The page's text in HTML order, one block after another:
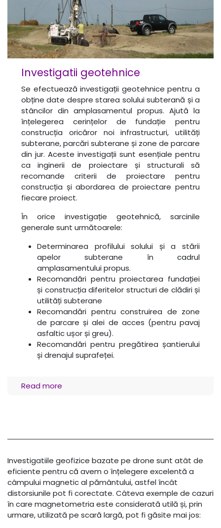
Investigatii geotehnice
Se efectuează investigații geotehnice pentru a
obține date despre starea solului subterană și a
stâncilor din amplasamentul propus. Ajută la
înțelegerea cerințelor de fundație pentru
construcția oricăror noi infrastructuri, utilități
subterane, parcări subterane și zone de parcare
din jur. Aceste investigații sunt esențiale pentru
ca inginerii de proiectare și structurali să
recomande criterii de proiectare pentru
construcția și abordarea de proiectare pentru
fiecare proiect.
În orice investigație geotehnică, sarcinile
generale sunt următoarele:
Determinarea profilului solului și a stării
apelor subterane în cadrul
amplasamentului propus.
Recomandări pentru proiectarea fundației
și construcția diferitelor structuri de clădiri și
utilități subterane
Recomandări pentru construirea de zone
de parcare și alei de acces (pentru pavaj
asfaltic ușor și greu).
Recomandări pentru pregătirea șantierului
și drenajul suprafeței.
Read more
Investigatiile geofizice bazate pe drone sunt atât de
eficiente pentru că avem o înțelegere excelentă a
câmpului magnetic al pământului, astfel încât
distorsiunile pot fi corectate. Câteva exemple de cazuri
în care magnetometria este considerată utilă și, prin
urmare, utilizată pe scară largă, pot fi găsite mai jos: